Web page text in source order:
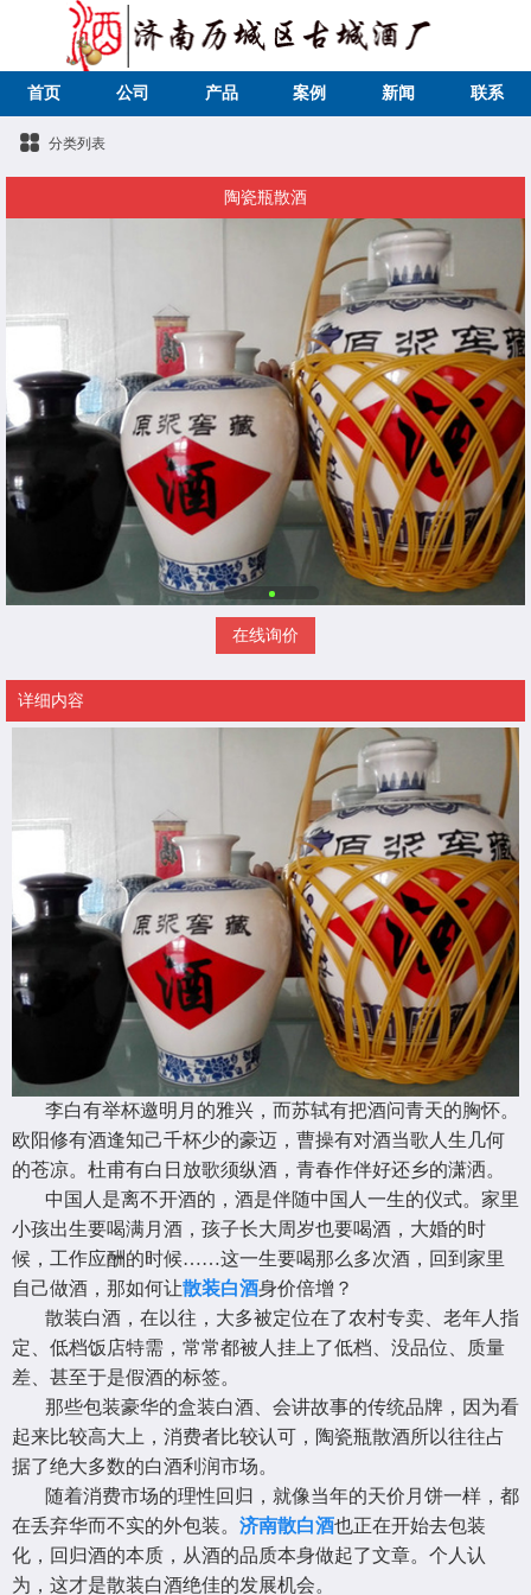
首页 公司 产品 案例 新闻 联系
分类列表
陶瓷瓶散酒
在线询价
详细内容
李白有举杯邀明月的雅兴，而苏轼有把酒问青天的胸怀。
欧阳修有酒逢知己千杯少的豪迈，曹操有对酒当歌人生几何
的苍凉。杜甫有白日放歌须纵酒，青春作伴好还乡的潇洒。
中国人是离不开酒的，酒是伴随中国人一生的仪式。家里
小孩出生要喝满月酒，孩子长大周岁也要喝酒，大婚的时
候，工作应酬的时候……这一生要喝那么多次酒，回到家里
自己做酒，那如何让散装白酒身价倍增？
散装白酒，在以往，大多被定位在了农村专卖、老年人指
定、低档饭店特需，常常都被人挂上了低档、没品位、质量
差、甚至于是假酒的标签。
那些包装豪华的盒装白酒、会讲故事的传统品牌，因为看
起来比较高大上，消费者比较认可，陶瓷瓶散酒所以往往占
据了绝大多数的白酒利润市场。
随着消费市场的理性回归，就像当年的天价月饼一样，都
在丢弃华而不实的外包装。 济南散白酒也正在开始去包装
化，回归酒的本质，从酒的品质本身做起了文章。个人认
为，这才是散装白酒绝佳的发展机会。